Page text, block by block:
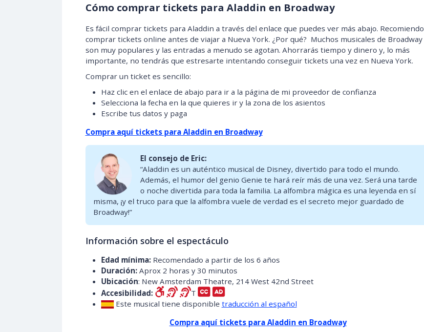
Cómo comprar tickets para Aladdin en Broadway
Es fácil comprar tickets para Aladdin a través del enlace que puedes ver más abajo. Recomiendo
comprar tickets online antes de viajar a Nueva York. ¿Por qué? Muchos musicales de Broadway
son muy populares y las entradas a menudo se agotan. Ahorrarás tiempo y dinero y, lo más
importante, no tendrás que estresarte intentando conseguir tickets una vez en Nueva York.
Comprar un ticket es sencillo:
Haz clic en el enlace de abajo para ir a la página de mi proveedor de confianza
Selecciona la fecha en la que quieres ir y la zona de los asientos
Escribe tus datos y paga
Compra aquí tickets para Aladdin en Broadway
El consejo de Eric:
“Aladdin es un auténtico musical de Disney, divertido para todo el mundo.
Además, el humor del genio Genie te hará reír más de una vez. Será una tarde
o noche divertida para toda la familia. La alfombra mágica es una leyenda en sí
misma, ¡y el truco para que la alfombra vuele de verdad es el secreto mejor guardado de
Broadway!”
Información sobre el espectáculo
Edad mínima:Recomendado a partir de los 6 años
Duración:Aprox 2 horas y 30 minutos
Ubicación: New Amsterdam Theatre, 214 West 42nd Street
Accesibilidad:
T
Este musical tiene disponible traducción al español
Compra aquí tickets para Aladdin en Broadway